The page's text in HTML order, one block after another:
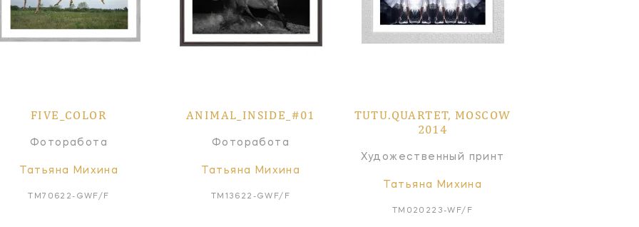
FIVE_COLOR
Фоторабота
Татьяна Михина
TM70622-GWF/F
ANIMAL_INSIDE_#01
Фоторабота
Татьяна Михина
TM13622-GWF/F
TUTU.QUARTET, MOSCOW
2014
Художественный принт
Татьяна Михина
TM020223-WF/F